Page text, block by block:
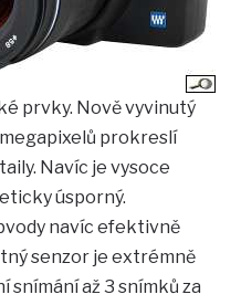
prvky. Nově vyvinutý
megapixelů prokreslí
Navíc je vysoce
úsporný.
navíc efektivně
senzor je extrémně
snímání až 3 snímků za